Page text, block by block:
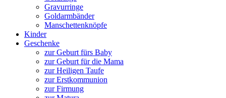
Gravurringe
Goldarmbänder
Manschettenknöpfe
Kinder
Geschenke
zur Geburt fürs Baby
zur Geburt für die Mama
zur Heiligen Taufe
zur Erstkommunion
zur Firmung